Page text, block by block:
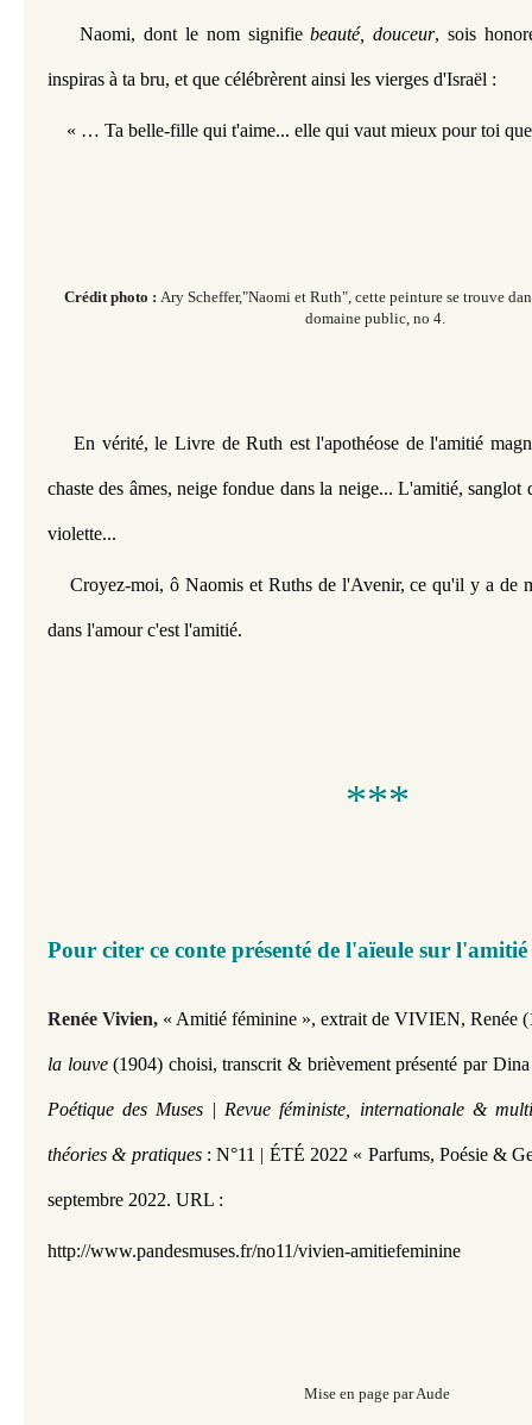
Naomi, dont le nom signifie beauté, douceur, sois
inspiras à ta bru, et que célébrèrent ainsi les vierges d'Israël :
« … Ta belle-fille qui t'aime... elle qui vaut mieux pour toi que
Crédit photo : Ary Scheffer,"Naomi et Ruth", cette peinture se trouve
domaine public, no 4.
En vérité, le Livre de Ruth est l'apothéose de l'amitié
chaste des âmes, neige fondue dans la neige... L'amitié, sanglot
violette...
Croyez-moi, ô Naomis et Ruths de l'Avenir, ce qu'il y a de
dans l'amour c'est l'amitié.
​​​***
Pour citer ce conte présenté de l'aïeule sur l'amitié
Renée Vivien, « Amitié féminine », extrait de VIVIEN, Renée
la louve(1904) choisi, transcrit & brièvement présenté par
Poétique des Muses | Revue féministe, internationale &
théories & pratiques : N°11 | ÉTÉ 2022 « Parfums, Poésie &
septembre 2022. URL :
http://www.pandesmuses.fr/no11/vivien-amitiefeminine
Mise en page par Aude